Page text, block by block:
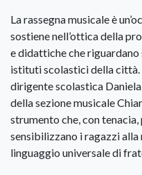
La rassegna musicale è
sostiene nell’ottica della
e didattiche che
istituti scolastici della
dirigente scolastica
della sezione musicale
strumento che, con
sensibilizzano i ragazzi
linguaggio universale di